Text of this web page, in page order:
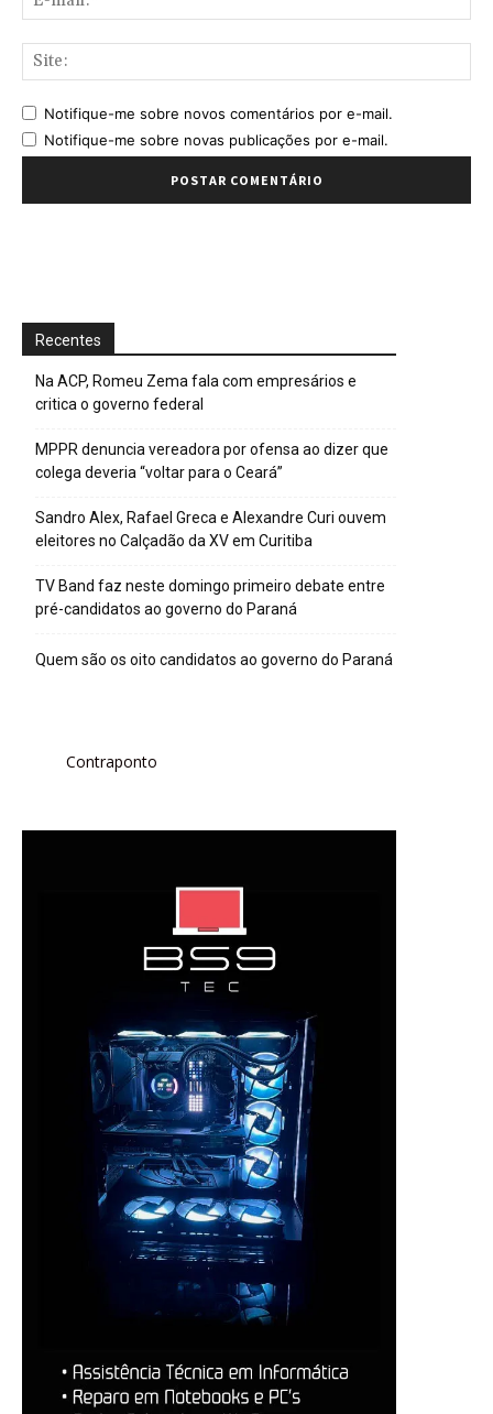
Notifique-me sobre novos comentários por e-mail.
Notifique-me sobre novas publicações por e-mail.
Recentes
Na ACP, Romeu Zema fala com empresários e
critica o governo federal
MPPR denuncia vereadora por ofensa ao dizer que
colega deveria “voltar para o Ceará”
Sandro Alex, Rafael Greca e Alexandre Curi ouvem
eleitores no Calçadão da XV em Curitiba
TV Band faz neste domingo primeiro debate entre
pré-candidatos ao governo do Paraná
Quem são os oito candidatos ao governo do Paraná
Contraponto